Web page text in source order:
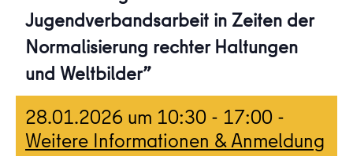
Jugendverbandsarbeit in Zeiten der
Normalisierung rechter Haltungen
und Weltbilder”
28.01.2026 um 10:30 - 17:00 -
Weitere Informationen & Anmeldung